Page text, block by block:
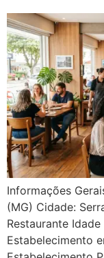
Informações
(MG) Cidade:
Restaurante
Estabelecimento